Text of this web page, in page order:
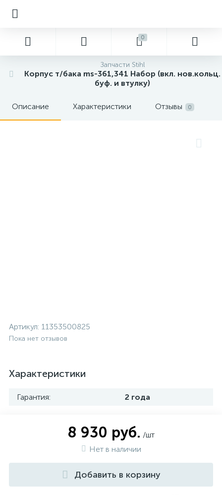
0
Запчасти Stihl
Корпус т/бака ms-361,341 Набор (вкл. нов.кольц.
буф. и втулку)
Описание Характеристики Отзывы 0
Артикул: 11353500825
Пока нет отзывов
Характеристики
Гарантия: 2 года
8 930 руб. /шт
Нет в наличии
Добавить в корзину